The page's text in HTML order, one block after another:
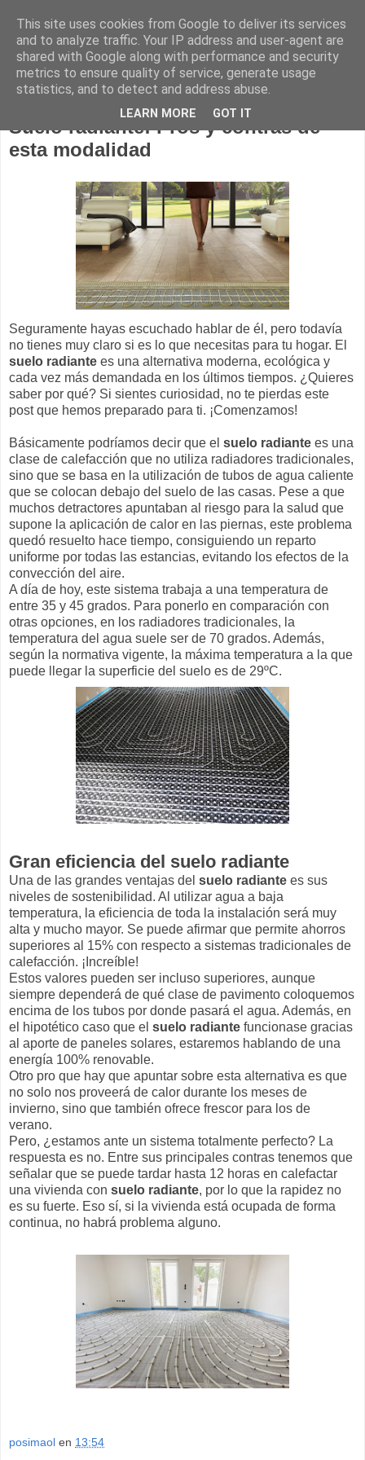
Construcción sostenible
Suelo radiante: Pros y contras de
esta modalidad
Seguramente hayas escuchado hablar de él, pero todavía
no tienes muy claro si es lo que necesitas para tu hogar. El
suelo radiante es una alternativa moderna, ecológica y
cada vez más demandada en los últimos tiempos. ¿Quieres
saber por qué? Si sientes curiosidad, no te pierdas este
post que hemos preparado para ti. ¡Comenzamos!
Básicamente podríamos decir que el suelo radiante es una
clase de calefacción que no utiliza radiadores tradicionales,
sino que se basa en la utilización de tubos de agua caliente
que se colocan debajo del suelo de las casas. Pese a que
muchos detractores apuntaban al riesgo para la salud que
supone la aplicación de calor en las piernas, este problema
quedó resuelto hace tiempo, consiguiendo un reparto
uniforme por todas las estancias, evitando los efectos de la
convección del aire.
A día de hoy, este sistema trabaja a una temperatura de
entre 35 y 45 grados. Para ponerlo en comparación con
otras opciones, en los radiadores tradicionales, la
temperatura del agua suele ser de 70 grados. Además,
según la normativa vigente, la máxima temperatura a la que
puede llegar la superficie del suelo es de 29ºC.
Gran eficiencia del suelo radiante
Una de las grandes ventajas del suelo radiante es sus
niveles de sostenibilidad. Al utilizar agua a baja
temperatura, la eficiencia de toda la instalación será muy
alta y mucho mayor. Se puede afirmar que permite ahorros
superiores al 15% con respecto a sistemas tradicionales de
calefacción. ¡Increíble!
Estos valores pueden ser incluso superiores, aunque
siempre dependerá de qué clase de pavimento coloquemos
encima de los tubos por donde pasará el agua. Además, en
el hipotético caso que el suelo radiante funcionase gracias
al aporte de paneles solares, estaremos hablando de una
energía 100% renovable.
Otro pro que hay que apuntar sobre esta alternativa es que
no solo nos proveerá de calor durante los meses de
invierno, sino que también ofrece frescor para los de
verano.
Pero, ¿estamos ante un sistema totalmente perfecto? La
respuesta es no. Entre sus principales contras tenemos que
señalar que se puede tardar hasta 12 horas en calefactar
una vivienda con suelo radiante, por lo que la rapidez no
es su fuerte. Eso sí, si la vivienda está ocupada de forma
continua, no habrá problema alguno.
posimaol en 13:54
This site uses cookies from Google to deliver its services
and to analyze traffic. Your IP address and user-agent are
shared with Google along with performance and security
metrics to ensure quality of service, generate usage
statistics, and to detect and address abuse.
LEARN MORE GOT IT